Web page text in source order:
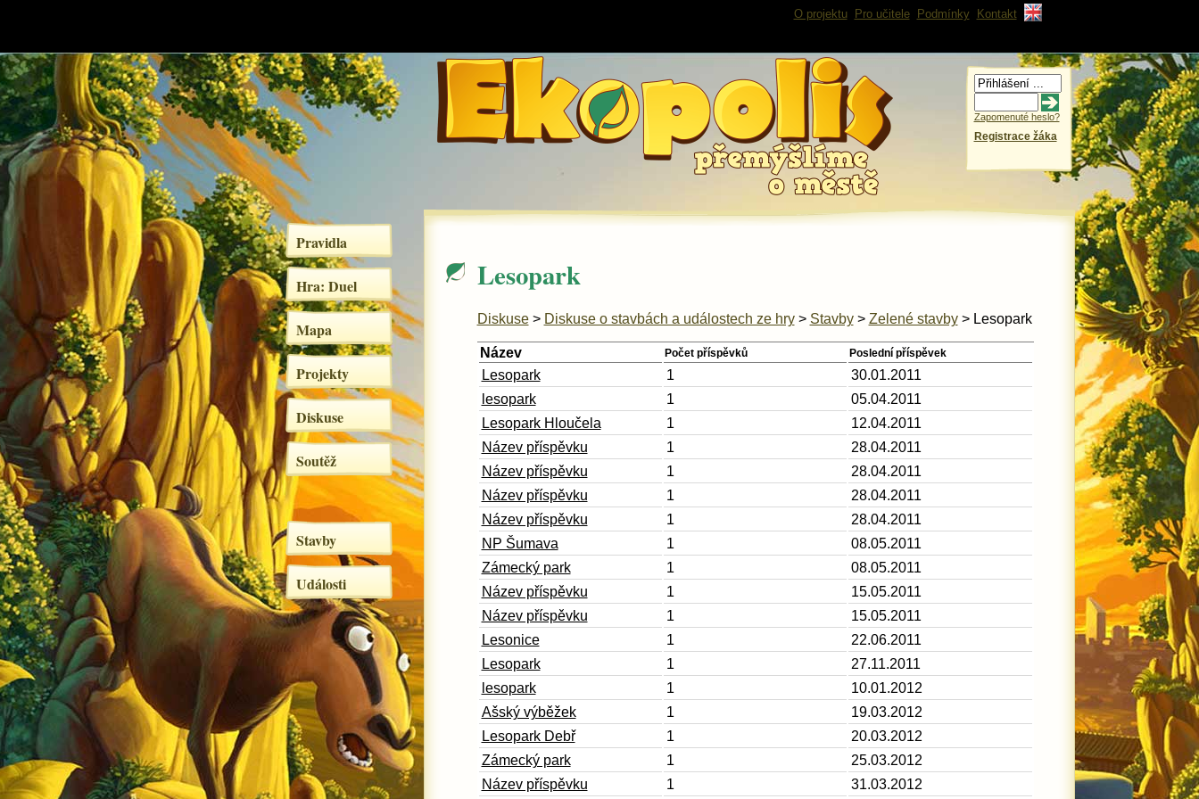
O projektu Pro učitele Podmínky Kontakt
Zapomenuté heslo?
Registrace žáka
Pravidla
Hra: Duel
Mapa
Projekty
Diskuse
Soutěž
Stavby
Události
Lesopark
Diskuse> Diskuse o stavbách a událostech ze hry> Stavby> Zelené stavby> Lesopark
Název Počet příspěvků Poslední příspěvek
Lesopark 1
30.01.2011
lesopark
1
05.04.2011
Lesopark Hloučela
1
12.04.2011
Název příspěvku
1
28.04.2011
Název příspěvku
1
28.04.2011
Název příspěvku
1
28.04.2011
Název příspěvku
1
28.04.2011
NP Šumava
1
08.05.2011
Zámecký park
1
08.05.2011
Název příspěvku
1
15.05.2011
Název příspěvku
1
15.05.2011
Lesonice
1
22.06.2011
Lesopark
1
27.11.2011
lesopark
1
10.01.2012
Ašský výběžek
1
19.03.2012
Lesopark Debř
1
20.03.2012
Zámecký park
1
25.03.2012
Název příspěvku
1 31.03.2012